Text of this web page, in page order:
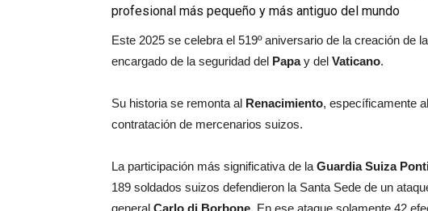
profesional más pequeño y más antiguo del mundo
Este 2025 se celebra el 519º aniversario de la creación de la
encargado de la seguridad del Papay del Vaticano.
Su historia se remonta al Renacimiento, específicamente
contratación de mercenarios suizos.
La participación más significativa de la Guardia Suiza
189 soldados suizos defendieron la Santa Sede de un
general Carlo di Borbone. En ese ataque solamente 42